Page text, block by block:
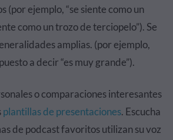
(por ejemplo, “se siente como un
como un trozo de terciopelo”). Se
amplias. (por ejemplo,
a decir “es muy grande”).
o comparaciones interesantes
plantillas de presentaciones. Escucha
de podcast favoritos utilizan su voz